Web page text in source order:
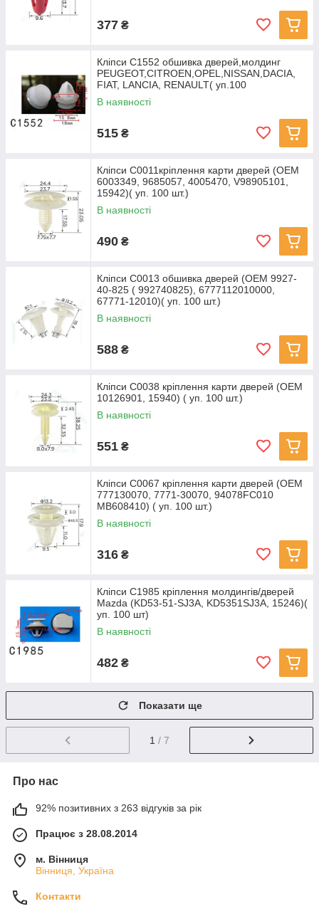
377 ₴
Кліпси C1552 обшивка дверей,молдинг
PEUGEOT,CITROEN,OPEL,NISSAN,DACIA,
FIAT, LANCIA, RENAULT( уп.100
В наявності
515 ₴
Кліпси C0011кріплення карти дверей (OEM
6003349, 9685057, 4005470, V98905101,
15942)( уп. 100 шт.)
В наявності
490 ₴
Кліпси C0013 обшивка дверей (OEM 9927-
40-825 ( 992740825), 6777112010000,
67771-12010)( уп. 100 шт.)
В наявності
588 ₴
Кліпси C0038 кріплення карти дверей (OEM
10126901, 15940) ( уп. 100 шт.)
В наявності
551 ₴
Кліпси C0067 кріплення карти дверей (OEM
777130070, 7771-30070, 94078FC010
MB608410) ( уп. 100 шт.)
В наявності
316 ₴
Кліпси C1985 кріплення молдингів/дверей
Mazda (KD53-51-SJ3A, KD5351SJ3A, 15246)(
уп. 100 шт)
В наявності
482 ₴
Показати ще
1 / 7
Про нас
92% позитивних з 263 відгуків за рік
Працює з 28.08.2014
м. Вінниця
Вінниця, Україна
Контакти